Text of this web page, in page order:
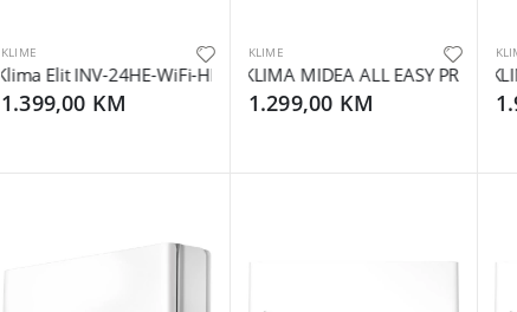
KLIME
Klima Elit INV-24HE-WiFi-HB
1.399,00 KM
KLIME
KLIMA MIDEA ALL EASY PRO
1.299,00 KM